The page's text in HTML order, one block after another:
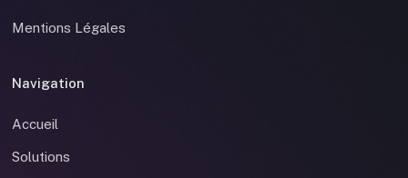
Mentions Légales
Navigation
Accueil
Solutions